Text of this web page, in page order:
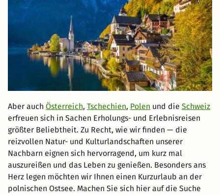
Aber auch Österreich, Tschechien, Polen und die Schweiz
erfreuen sich in Sachen Erholungs- und Erlebnisreisen
größter Beliebtheit. Zu Recht, wie wir finden — die
reizvollen Natur- und Kulturlandschaften unserer
Nachbarn eignen sich hervorragend, um kurz mal
auszureißen und das Leben zu genießen. Besonders ans
Herz legen möchten wir Ihnen einen Kurzurlaub an der
polnischen Ostsee. Machen Sie sich hier auf die Suche